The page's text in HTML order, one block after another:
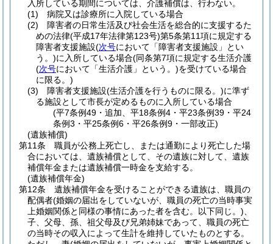
入所している期間については、介護補償は、行わない。
(1)
病院又は診療所に入院している場合
(2)
障害者の日常生活及び社会生活を総合的に支援するた
めの法律(平成17年法律第123号)第5条第11項に規定する
障害者支援施設(次号において「障害者支援施設」とい
う。)に入所している場合(同条第7項に規定する生活介護
(次号において「生活介護」という。)を受けている場合
に限る。)
(3)
障害者支援施設(生活介護を行うものに限る。)に準ず
る施設として市長が定めるものに入所している場合
(平7条例49・追加、平18条例4・平23条例39・平24
条例3・平25条例6・平26条例9・一部改正)
(遺族補償)
第11条
職員が公務上死亡し、または通勤により死亡した場
合においては、遺族補償として、その遺族に対して、遺族
補償年金または遺族補償一時金を支給する。
(遺族補償年金)
第12条
遺族補償年金を受けることができる遺族は、職員の
配偶者(婚姻の届出をしていないが、職員の死亡の当時事実
上婚姻関係と同様の事情にあった者を含む。以下同じ。)
子、父母、孫、祖父母及び兄弟姉妹であって、職員の死亡
の当時その収入によって生計を維持していたものとする。